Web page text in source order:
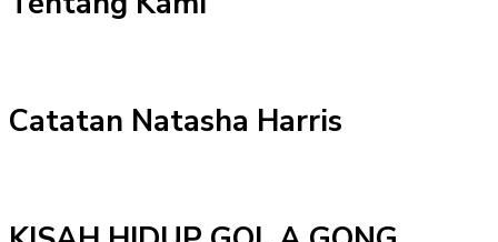
Catatan Natasha Harris